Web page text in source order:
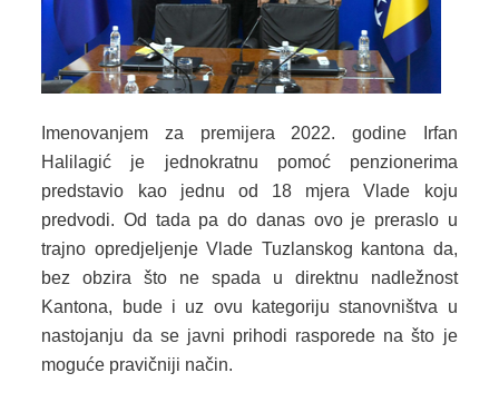
Imenovanjem za premijera 2022. godine Irfan
Halilagić je jednokratnu pomoć penzionerima
predstavio kao jednu od 18 mjera Vlade koju
predvodi. Od tada pa do danas ovo je preraslo u
trajno opredjeljenje Vlade Tuzlanskog kantona da,
bez obzira što ne spada u direktnu nadležnost
Kantona, bude i uz ovu kategoriju stanovništva u
nastojanju da se javni prihodi rasporede na što je
moguće pravičniji način.
ZAKONI I PODZAKONSKI AKTI
OBRASCI
OSTALO
JAVNE NABAVKE
STRATEŠKI DOKUMENTI
KONTAKT